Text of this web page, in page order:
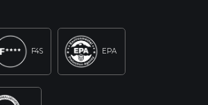
F4S EPA